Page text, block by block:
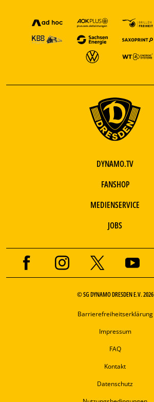
DYNAMO.TV
FANSHOP
MEDIENSERVICE
JOBS
© SG DYNAMO DRESDEN E.V. 2026
Barrierefreiheitserklärung
Impressum
FAQ
Kontakt
Datenschutz